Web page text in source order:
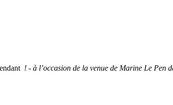
! - à l’occasion de la venue de Marine Le Pen